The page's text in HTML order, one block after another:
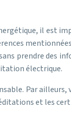
il est
prendre
électrique.
Par ailleurs,
et les